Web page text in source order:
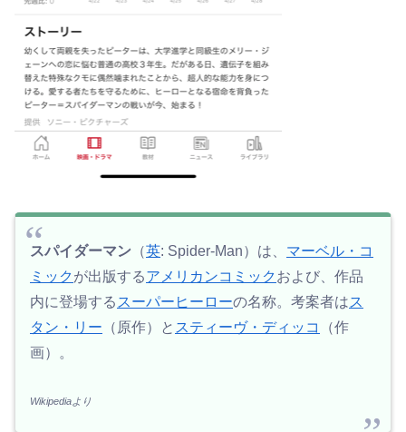
スパイダーマン （英: Spider-Man）は、 マーベル・コ
ミック が出版するアメリカンコミック および、作品
内に登場する スーパーヒーローの名称。考案者はス
タン・リー （原作）と スティーヴ・ディッコ
（作
画）。
Wikipediaより